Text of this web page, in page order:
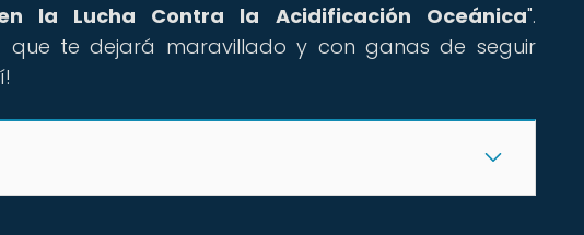
la Lucha Contra la Acidificación Oceánica".
que te dejará maravillado y con ganas de seguir